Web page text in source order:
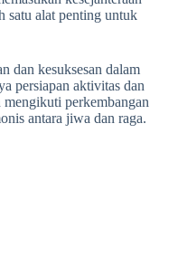
satu alat penting untuk
dan kesuksesan dalam
persiapan aktivitas dan
perkembangan
antara jiwa dan raga.